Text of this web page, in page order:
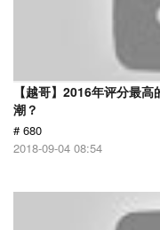
【越哥】2016年评分最
潮？
# 680
2018-09-04 08:54